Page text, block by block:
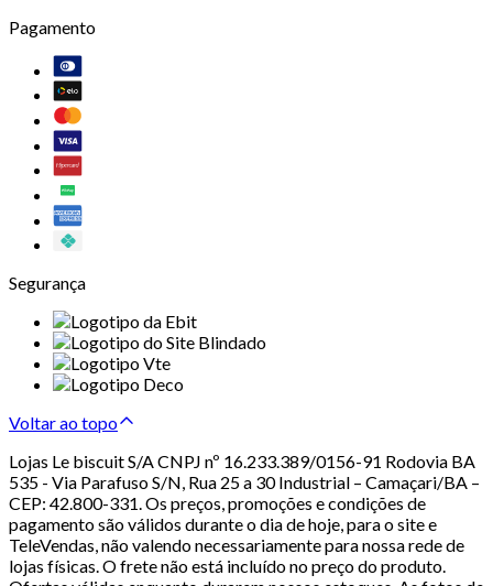
Pagamento
Segurança
Voltar ao topo
Lojas Le biscuit S/A CNPJ nº 16.233.389/0156-91 Rodovia BA
535 - Via Parafuso S/N, Rua 25 a 30 Industrial – Camaçari/BA –
CEP: 42.800-331. Os preços, promoções e condições de
pagamento são válidos durante o dia de hoje, para o site e
TeleVendas, não valendo necessariamente para nossa rede de
lojas físicas. O frete não está incluído no preço do produto.